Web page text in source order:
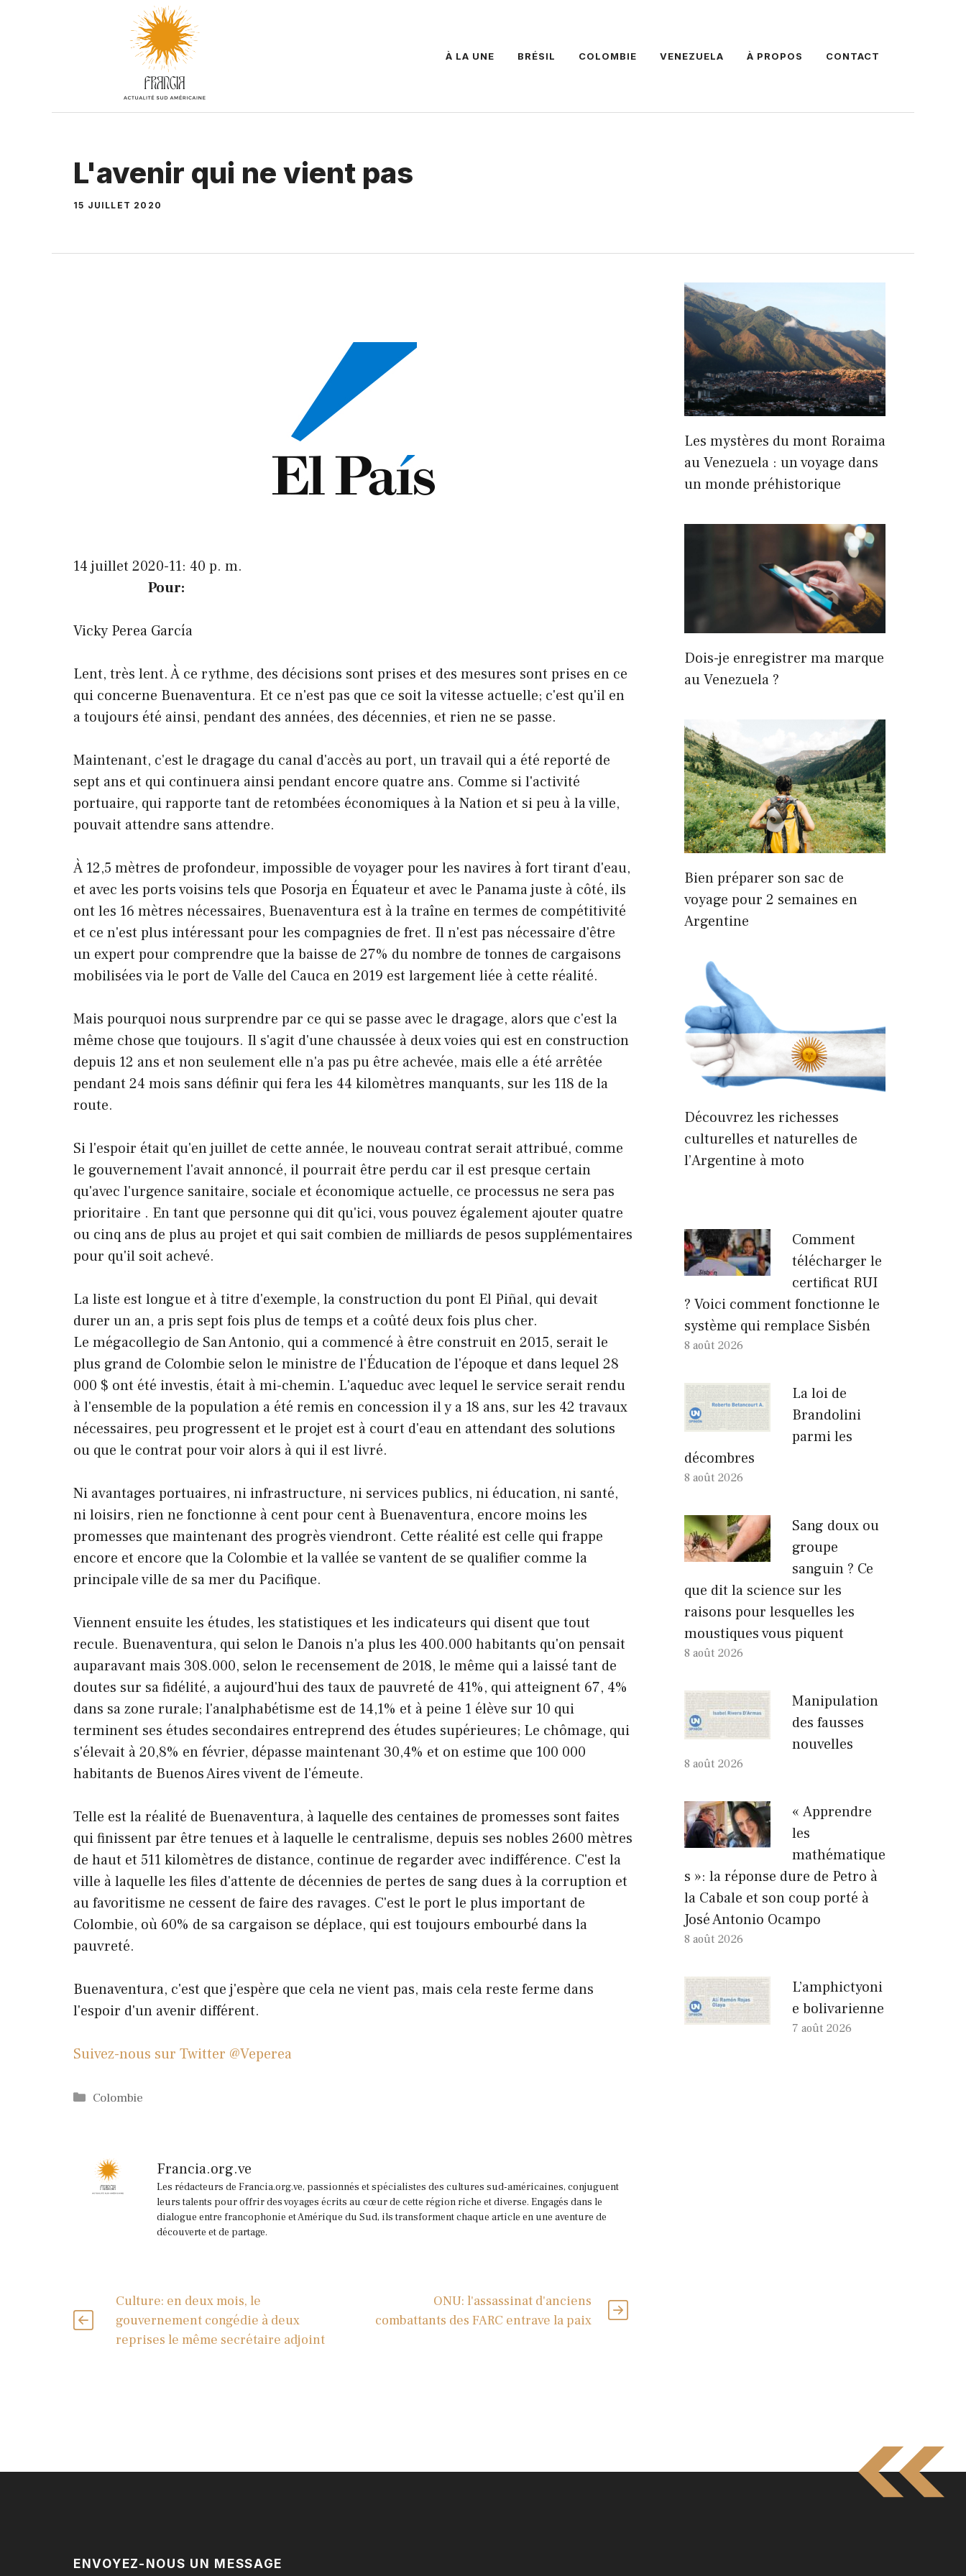
À LA UNE BRÉSIL COLOMBIE VENEZUELA À PROPOS CONTACT
L'avenir qui ne vient pas
15 JUILLET 2020
14 juillet 2020-11: 40 p. m.
Pour:
Vicky Perea García
Lent, très lent. À ce rythme, des décisions sont prises et des mesures sont prises en ce
qui concerne Buenaventura. Et ce n'est pas que ce soit la vitesse actuelle; c'est qu'il en
a toujours été ainsi, pendant des années, des décennies, et rien ne se passe.
Maintenant, c'est le dragage du canal d'accès au port, un travail qui a été reporté de
sept ans et qui continuera ainsi pendant encore quatre ans. Comme si l'activité
portuaire, qui rapporte tant de retombées économiques à la Nation et si peu à la ville,
pouvait attendre sans attendre.
À 12,5 mètres de profondeur, impossible de voyager pour les navires à fort tirant d'eau,
et avec les ports voisins tels que Posorja en Équateur et avec le Panama juste à côté, ils
ont les 16 mètres nécessaires, Buenaventura est à la traîne en termes de compétitivité
et ce n'est plus intéressant pour les compagnies de fret. Il n'est pas nécessaire d'être
un expert pour comprendre que la baisse de 27% du nombre de tonnes de cargaisons
mobilisées via le port de Valle del Cauca en 2019 est largement liée à cette réalité.
Mais pourquoi nous surprendre par ce qui se passe avec le dragage, alors que c'est la
même chose que toujours. Il s'agit d'une chaussée à deux voies qui est en construction
depuis 12 ans et non seulement elle n'a pas pu être achevée, mais elle a été arrêtée
pendant 24 mois sans définir qui fera les 44 kilomètres manquants, sur les 118 de la
route.
Si l'espoir était qu'en juillet de cette année, le nouveau contrat serait attribué, comme
le gouvernement l'avait annoncé, il pourrait être perdu car il est presque certain
qu'avec l'urgence sanitaire, sociale et économique actuelle, ce processus ne sera pas
prioritaire . En tant que personne qui dit qu'ici, vous pouvez également ajouter quatre
ou cinq ans de plus au projet et qui sait combien de milliards de pesos supplémentaires
pour qu'il soit achevé.
La liste est longue et à titre d'exemple, la construction du pont El Piñal, qui devait
durer un an, a pris sept fois plus de temps et a coûté deux fois plus cher.
Le mégacollegio de San Antonio, qui a commencé à être construit en 2015, serait le
plus grand de Colombie selon le ministre de l'Éducation de l'époque et dans lequel 28
000 $ ont été investis, était à mi-chemin. L'aqueduc avec lequel le service serait rendu
à l'ensemble de la population a été remis en concession il y a 18 ans, sur les 42 travaux
nécessaires, peu progressent et le projet est à court d'eau en attendant des solutions
ou que le contrat pour voir alors à qui il est livré.
Ni avantages portuaires, ni infrastructure, ni services publics, ni éducation, ni santé,
ni loisirs, rien ne fonctionne à cent pour cent à Buenaventura, encore moins les
promesses que maintenant des progrès viendront. Cette réalité est celle qui frappe
encore et encore que la Colombie et la vallée se vantent de se qualifier comme la
principale ville de sa mer du Pacifique.
Viennent ensuite les études, les statistiques et les indicateurs qui disent que tout
recule. Buenaventura, qui selon le Danois n'a plus les 400.000 habitants qu'on pensait
auparavant mais 308.000, selon le recensement de 2018, le même qui a laissé tant de
doutes sur sa fidélité, a aujourd'hui des taux de pauvreté de 41%, qui atteignent 67, 4%
dans sa zone rurale; l'analphabétisme est de 14,1% et à peine 1 élève sur 10 qui
terminent ses études secondaires entreprend des études supérieures; Le chômage, qui
s'élevait à 20,8% en février, dépasse maintenant 30,4% et on estime que 100 000
habitants de Buenos Aires vivent de l'émeute.
Telle est la réalité de Buenaventura, à laquelle des centaines de promesses sont faites
qui finissent par être tenues et à laquelle le centralisme, depuis ses nobles 2600 mètres
de haut et 511 kilomètres de distance, continue de regarder avec indifférence. C'est la
ville à laquelle les files d'attente de décennies de pertes de sang dues à la corruption et
au favoritisme ne cessent de faire des ravages. C'est le port le plus important de
Colombie, où 60% de sa cargaison se déplace, qui est toujours embourbé dans la
pauvreté.
Buenaventura, c'est que j'espère que cela ne vient pas, mais cela reste ferme dans
l'espoir d'un avenir différent.
Suivez-nous sur Twitter @Veperea
Catégories
Colombie
Francia.org.ve
Les rédacteurs de Francia.org.ve, passionnés et spécialistes des cultures sud-américaines, conjuguent
leurs talents pour offrir des voyages écrits au cœur de cette région riche et diverse. Engagés dans le
dialogue entre francophonie et Amérique du Sud, ils transforment chaque article en une aventure de
découverte et de partage.
Culture: en deux mois, le
gouvernement congédie à deux
reprises le même secrétaire adjoint
ONU: l'assassinat d'anciens
combattants des FARC entrave la paix
Les mystères du mont Roraima
au Venezuela : un voyage dans
un monde préhistorique
Dois-je enregistrer ma marque
au Venezuela ?
Bien préparer son sac de
voyage pour 2 semaines en
Argentine
Découvrez les richesses
culturelles et naturelles de
l’Argentine à moto
Comment
télécharger le
certificat RUI
? Voici comment fonctionne le
système qui remplace Sisbén
8 août 2026
La loi de
Brandolini
parmi les
décombres
8 août 2026
Sang doux ou
groupe
sanguin ? Ce
que dit la science sur les
raisons pour lesquelles les
moustiques vous piquent
8 août 2026
Manipulation
des fausses
nouvelles
8 août 2026
« Apprendre
les
mathématique
s »: la réponse dure de Petro à
la Cabale et son coup porté à
José Antonio Ocampo
8 août 2026
L’amphictyoni
e bolivarienne
7 août 2026
ENVOYEZ-NOUS UN MESSAGE